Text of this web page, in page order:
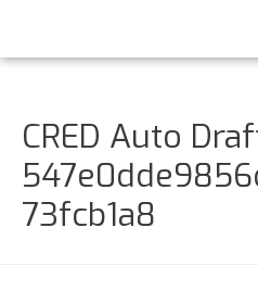
CRED Auto
73fcb1a8